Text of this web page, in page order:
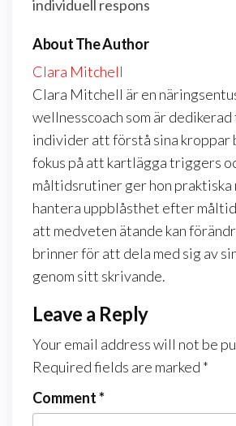
individuell respons
About The Author
Clara Mitchell
Clara Mitchell är en
wellnesscoach som är
individer att förstå sina kroppar
fokus på att kartlägga triggers
måltidsrutiner ger hon
hantera uppblåsthet efter
att medveten ätande kan
brinner för att dela med sig av
genom sitt skrivande.
Leave a Reply
Your email address will not be
Required fields are marked *
Comment*